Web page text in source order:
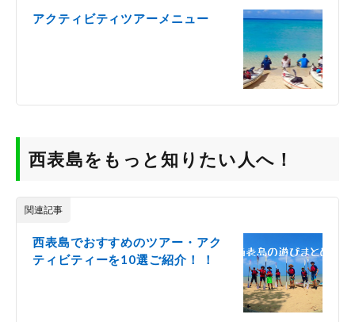
ツ
介
西表
島を
りた
へ！
アクティビティツアーメニュー
西表島をもっと知りたい人へ！
関連記事
西表島でおすすめのツアー・アク
ティビティーを10選ご紹介！ ！